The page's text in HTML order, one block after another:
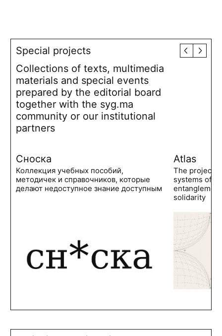
Special projects
Collections of texts, multimedia
materials and special events
prepared by the editorial board
together with the syg.ma
community or our institutional
partners
Сноска
Коллекция учебных пособий,
методичек и справочников, которые
делают недоступное знание доступным
Atlas
The project
systems of
solidarity